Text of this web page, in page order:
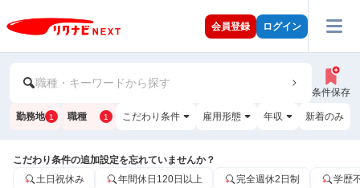
会員登録 ログイン
職種・キーワードから探す
条件保存
勤務地 1 職種 1 こだわり条件 雇用形態 年収 新着のみ
こだわり条件の追加設定を忘れていませんか？
土日祝休み
年間休日120日以上 完全週休2日制 学歴